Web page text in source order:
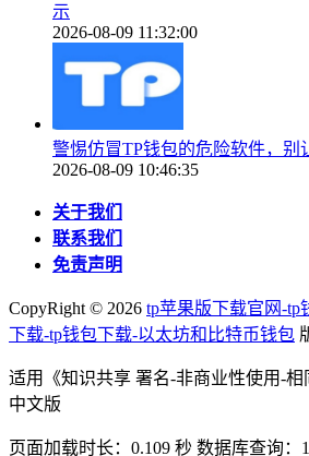
示
2026-08-09 11:32:00
警惕仿冒TP钱包的危险软件，别
2026-08-09 10:46:35
关于我们
联系我们
免责声明
CopyRight © 2026 tp苹果版下载官网-tp
下载-tp钱包下载-以太坊和比特币钱包
适用《知识共享 署名-非商业性使用-相
中文版
页面加载时长：0.109 秒 数据库查询：